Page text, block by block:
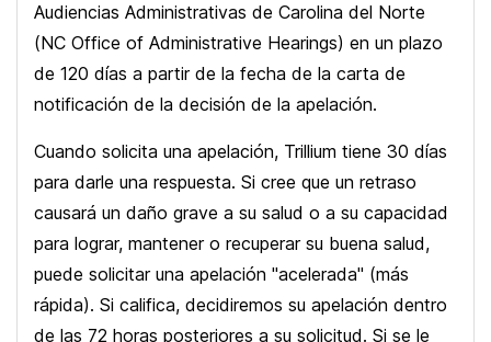
Audiencias Administrativas de Carolina del Norte
(NC Office of Administrative Hearings) en un plazo
de 120 días a partir de la fecha de la carta de
notificación de la decisión de la apelación.
Cuando solicita una apelación, Trillium tiene 30 días
para darle una respuesta. Si cree que un retraso
causará un daño grave a su salud o a su capacidad
para lograr, mantener o recuperar su buena salud,
puede solicitar una apelación "acelerada" (más
rápida). Si califica, decidiremos su apelación dentro
de las 72 horas posteriores a su solicitud. Si se le